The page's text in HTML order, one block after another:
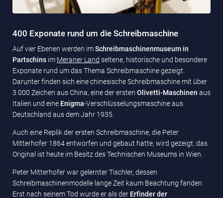
400 Exponate rund um die Schreibmaschine
Auf vier Ebenen werden imSchreibmaschinenmuseum in
Partschins im Meraner Land seltene, historische und besondere
Exponate rund um das Thema Schreibmaschine gezeigt.
Darunter finden sich eine chinesische Schreibmaschine mit über
3 000 Zeichen aus China, eine der ersten Olivetti-Maschinen aus
Italien und eine Enigma-Verschlüsselungsmaschine aus
Deutschland aus dem Jahr 1935.
Auch eine Replik der ersten Schreibmaschine, die Peter
Mitterhofer 1864 entworfen und gebaut hatte, wird gezeigt; das
Original ist heute im Besitz des Technischen Museums in Wien.
Peter Mitterhofer war gelernter Tischler, dessen
Schreibmaschinenmodelle lange Zeit kaum Beachtung fanden.
Erst nach seinem Tod wurde er als der Erfinder der